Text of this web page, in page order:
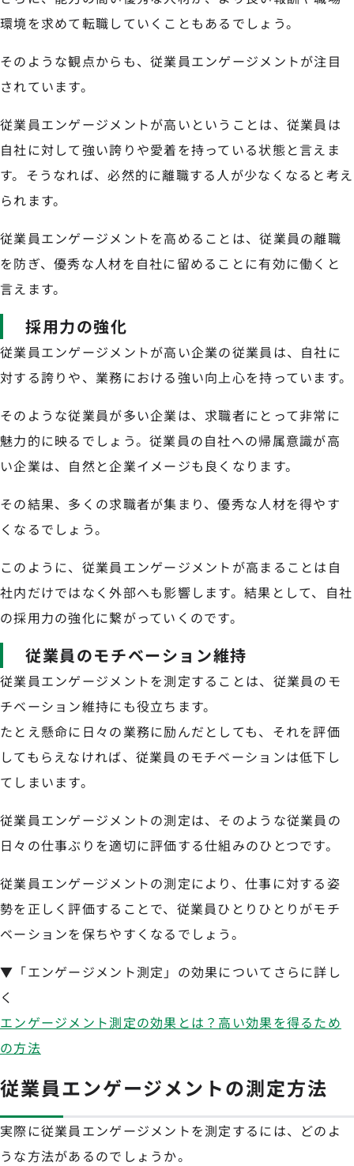
環境を求めて転職していくこともあるでしょう。
そのような観点からも、従業員エンゲージメントが注目
されています。
従業員エンゲージメントが高いということは、従業員は
自社に対して強い誇りや愛着を持っている状態と言えま
す。そうなれば、必然的に離職する人が少なくなると考え
られます。
従業員エンゲージメントを高めることは、従業員の離職
を防ぎ、優秀な人材を自社に留めることに有効に働くと
言えます。
採用力の強化
従業員エンゲージメントが高い企業の従業員は、自社に
対する誇りや、業務における強い向上心を持っています。
そのような従業員が多い企業は、求職者にとって非常に
魅力的に映るでしょう。従業員の自社への帰属意識が高
い企業は、自然と企業イメージも良くなります。
その結果、多くの求職者が集まり、優秀な人材を得やす
くなるでしょう。
このように、従業員エンゲージメントが高まることは自
社内だけではなく外部へも影響します。結果として、自社
の採用力の強化に繋がっていくのです。
従業員のモチベーション維持
従業員エンゲージメントを測定することは、従業員のモ
チベーション維持にも役立ちます。
たとえ懸命に日々の業務に励んだとしても、それを評価
してもらえなければ、従業員のモチベーションは低下し
てしまいます。
従業員エンゲージメントの測定は、そのような従業員の
日々の仕事ぶりを適切に評価する仕組みのひとつです。
従業員エンゲージメントの測定により、仕事に対する姿
勢を正しく評価することで、従業員ひとりひとりがモチ
ベーションを保ちやすくなるでしょう。
▼「エンゲージメント測定」の効果についてさらに詳し
く
エンゲージメント測定の効果とは？高い効果を得るため
の方法
従業員エンゲージメントの測定方法
実際に従業員エンゲージメントを測定するには、どのよ
うな方法があるのでしょうか。